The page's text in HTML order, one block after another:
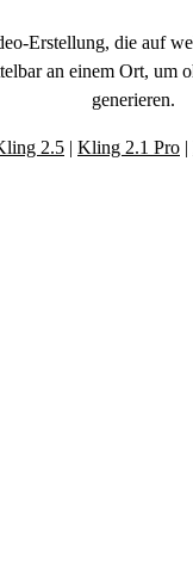
Erstellung, die auf
an einem Ort, um
generieren.
2.5 | Kling 2.1 Pro |